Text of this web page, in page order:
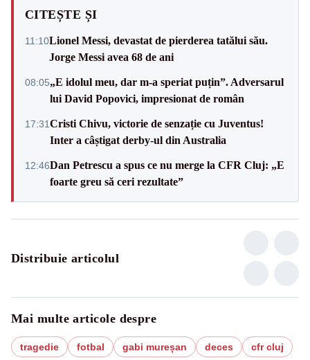
CITEȘTE ȘI
11:10Lionel Messi, devastat de pierderea tatălui său.
Jorge Messi avea 68 de ani
08:05„E idolul meu, dar m-a speriat puțin”. Adversarul
lui David Popovici, impresionat de român
17:31Cristi Chivu, victorie de senzație cu Juventus!
Inter a câștigat derby-ul din Australia
12:46Dan Petrescu a spus ce nu merge la CFR Cluj: „E
foarte greu să ceri rezultate”
Distribuie articolul
Mai multe articole despre
tragedie fotbal gabi mureșan deces cfr cluj